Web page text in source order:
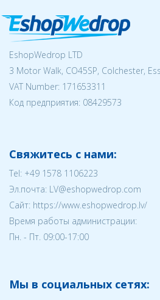
EshopWedrop LTD
3 Motor Walk, CO45SP, Colchester,
VAT Number: 171653311
Код предприятия: 08429573
Свяжитесь с нами:
Tel: +49 1578 1106223
Эл.почта: LV@eshopwedrop.com
Cайт: https://www.eshopwedrop.lv/
Время работы администрации:
Пн. - Пт. 09:00-17:00
Мы в социальных сетях: